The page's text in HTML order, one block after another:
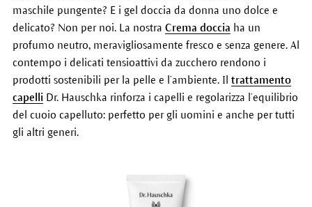
maschile pungente? E i gel doccia da donna uno dolce e
delicato? Non per noi. La nostra Crema doccia ha un
profumo neutro, meravigliosamente fresco e senza genere. Al
contempo i delicati tensioattivi da zucchero rendono i
prodotti sostenibili per la pelle e l’ambiente. Il trattamento
capelliDr. Hauschka rinforza i capelli e regolarizza l’equilibrio
del cuoio capelluto: perfetto per gli uomini e anche per tutti
gli altri generi.